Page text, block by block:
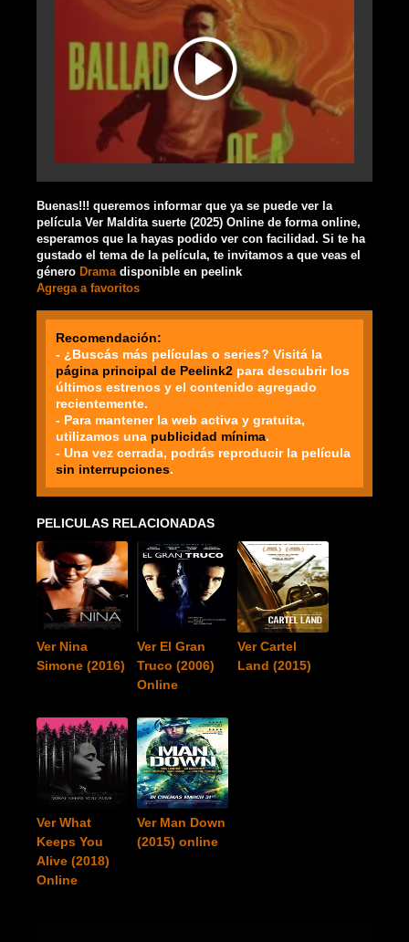
Buenas!!! queremos informar que ya se puede ver la
película Ver Maldita suerte (2025) Online de forma online,
esperamos que la hayas podido ver con facilidad. Si te ha
gustado el tema de la película, te invitamos a que veas el
género Drama disponible en peelink
Agrega a favoritos
Recomendación:
- ¿Buscás más películas o series? Visitá la
página principal de Peelink2 para descubrir los
últimos estrenos y el contenido agregado
recientemente.
- Para mantener la web activa y gratuita,
utilizamos una publicidad mínima.
- Una vez cerrada, podrás reproducir la película
sin interrupciones.
PELICULAS RELACIONADAS
Ver Nina
Simone (2016)
Ver El Gran
Truco (2006)
Online
Ver Cartel
Land (2015)
Ver What
Keeps You
Alive (2018)
Online
Ver Man Down
(2015) online